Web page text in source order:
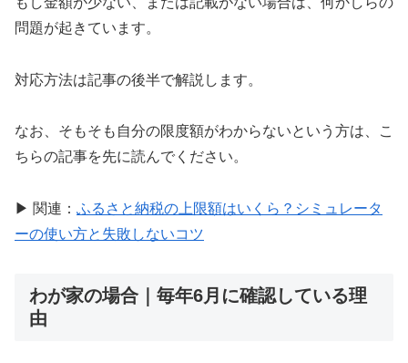
問題が起きています。
対応方法は記事の後半で解説します。
なお、そもそも自分の限度額がわからないという方は、こ
ちらの記事を先に読んでください。
▶ 関連： ふるさと納税の上限額はいくら？シミュレータ
ーの使い方と失敗しないコツ
わが家の場合｜毎年6月に確認している理
由